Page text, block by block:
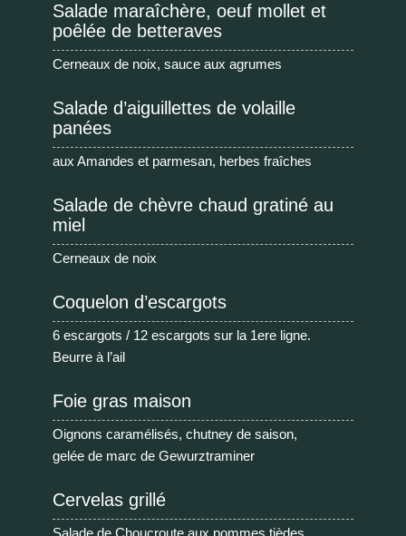
Salade maraîchère, oeuf mollet et
poêlée de betteraves
Cerneaux de noix, sauce aux agrumes
Salade d’aiguillettes de volaille
panées
aux Amandes et parmesan, herbes fraîches
Salade de chèvre chaud gratiné au
miel
Cerneaux de noix
Coquelon d’escargots
6 escargots / 12 escargots sur la 1ere ligne.
Beurre à l’ail
Foie gras maison
Oignons caramélisés, chutney de saison,
gelée de marc de Gewurztraminer
Cervelas grillé
Salade de Choucroute aux pommes tièdes